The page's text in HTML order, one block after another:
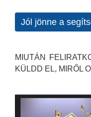
Jól jönne a
MIUTÁN
KÜLDD EL, MIRŐL